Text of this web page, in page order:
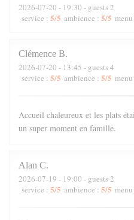
2026-07-20 - 19:30 - guests 2
service : 5/5 ambience : 5/5 menu
Clémence B
2026-07-20 - 13:45 - guests 4
service : 5/5 ambience : 5/5 menu
Accueil chaleureux et les plats
un super moment en famille.
Alan C
2026-07-19 - 19:00 - guests 2
service : 5/5 ambience : 5/5 menu